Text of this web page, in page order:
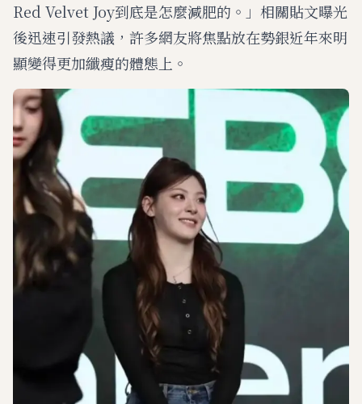
Red Velvet Joy到底是怎麼減肥的。」相關貼文曝光
後迅速引發熱議，許多網友將焦點放在勢銀近年來明
顯變得更加纖瘦的體態上。